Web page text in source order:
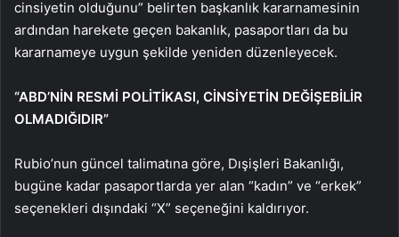
cinsiyetin olduğunu” belirten başkanlık kararnamesinin
ardından harekete geçen bakanlık, pasaportları da bu
kararnameye uygun şekilde yeniden düzenleyecek.
“ABD’NİN RESMİ POLİTİKASI, CİNSİYETİN DEĞİŞEBİLİR
OLMADIĞIDIR”
Rubio’nun güncel talimatına göre, Dışişleri Bakanlığı,
bugüne kadar pasaportlarda yer alan “kadın” ve “erkek”
seçenekleri dışındaki “X” seçeneğini kaldırıyor.